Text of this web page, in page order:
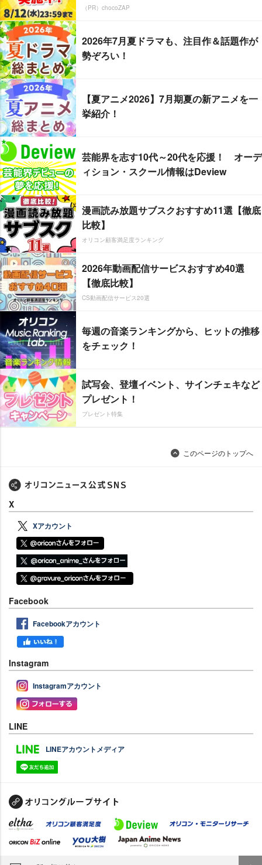
（PR）chocoZAP
2026年7月夏ドラマも、注目作＆話題作が
勢ぞろい！
【夏アニメ2026】7月期夏の新アニメを一
挙紹介！
芸能界を志す10代～20代を応援！ オーデ
ィション・スクール情報はDeview
漫画読み放題サブスクおすすめ11選【徹底
比較】
オリコン顧客満足度ランキング
2026年動画配信サービスおすすめ40選
【徹底比較】
CS動画配信サービス20選
毎週の音楽ランキングから、ヒットの推移
をチェック！
試写会、登壇イベント、サインチェキなど
プレゼント！
プレゼント特集
このページのトップへ
X
Xアカウント
Facebook
Facebookアカウント
Instagram
Instagramアカウント
LINE
LINEアカウントメディア